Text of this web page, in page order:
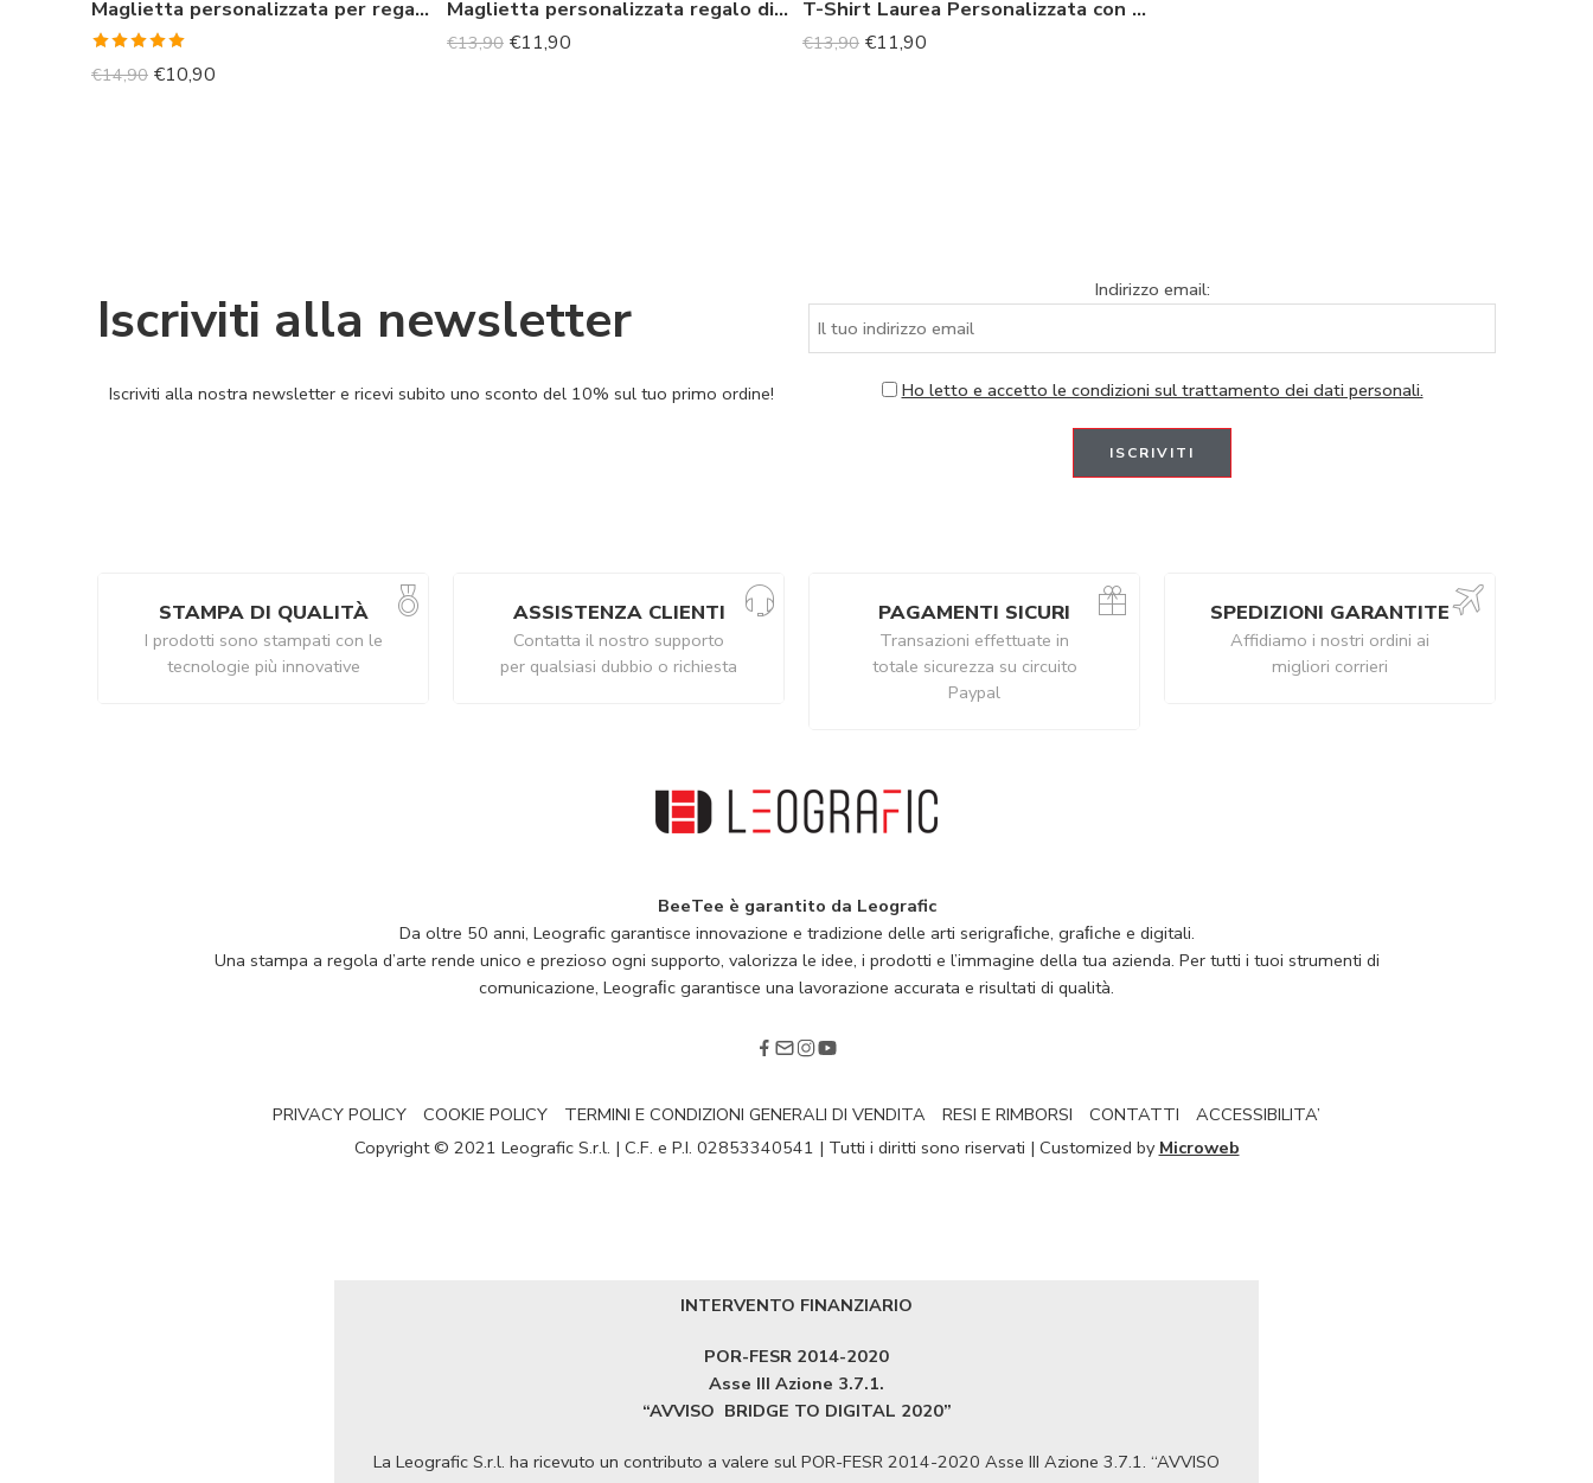
Maglietta personalizzata per regalo di Laurea
Valutato
€14,90 €10,90
Maglietta personalizzata regalo di Laurea “scusate il ritardo”
€13,90 €11,90
T-Shirt Laurea Personalizzata con Foto e Frase “Finalmente mi ho laureato”
€13,90 €11,90
Iscriviti alla newsletter
Iscriviti alla nostra newsletter e ricevi subito uno sconto del 10% sul tuo primo ordine!
Indirizzo email:
Ho letto e accetto le condizioni sul trattamento dei dati personali.
STAMPA DI QUALITÀ
I prodotti sono stampati con le
tecnologie più innovative
ASSISTENZA CLIENTI
Contatta il nostro supporto
per qualsiasi dubbio o richiesta
PAGAMENTI SICURI
Transazioni effettuate in
totale sicurezza su circuito
Paypal
SPEDIZIONI GARANTITE
Affidiamo i nostri ordini ai
migliori corrieri
BeeTee è garantito da Leografic
Da oltre 50 anni, Leografic garantisce innovazione e tradizione delle arti serigraﬁche, graﬁche e digitali.
Una stampa a regola d’arte rende unico e prezioso ogni supporto, valorizza le idee, i prodotti e l’immagine della tua azienda. Per tutti i tuoi strumenti di
comunicazione, Leograﬁc garantisce una lavorazione accurata e risultati di qualità.
PRIVACY POLICY COOKIE POLICY TERMINI E CONDIZIONI GENERALI DI VENDITA RESI E RIMBORSI CONTATTI
ACCESSIBILITA’
Copyright © 2021 Leografic S.r.l. | C.F. e P.I. 02853340541 | Tutti i diritti sono riservati | Customized by Microweb
INTERVENTO FINANZIARIO
POR-FESR 2014-2020
Asse III Azione 3.7.1.
“AVVISO BRIDGE TO DIGITAL 2020”
La Leografic S.r.l. ha ricevuto un contributo a valere sul POR-FESR 2014-2020 Asse III Azione 3.7.1. “AVVISO